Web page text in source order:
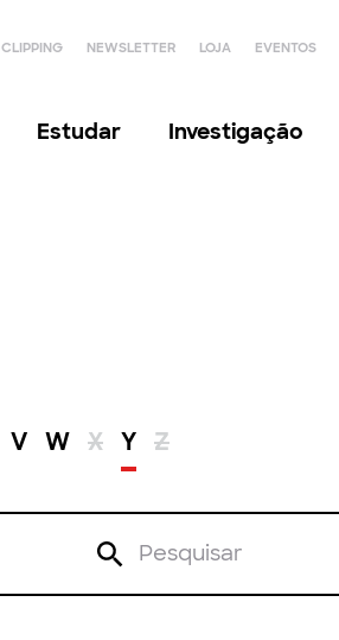
CLIPPING NEWSLETTER LOJA EVENTOS
Estudar Investigação
V W X Y Z